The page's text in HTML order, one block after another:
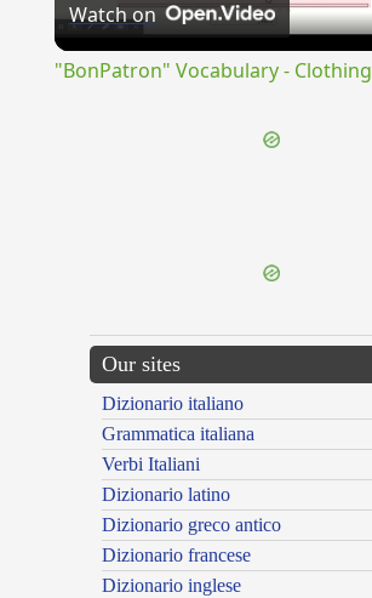
Video
Watch on
"BonPatron" Vocabulary - Clothing
Our sites
Dizionario italiano
Grammatica italiana
Verbi Italiani
Dizionario latino
Dizionario greco antico
Dizionario francese
Dizionario inglese